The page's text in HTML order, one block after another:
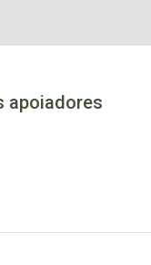
apoiadores